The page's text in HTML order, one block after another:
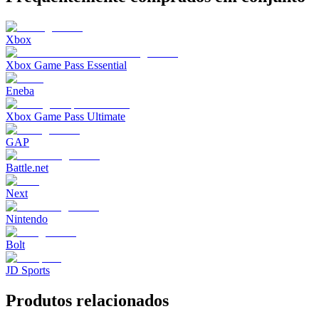
Xbox
Xbox Game Pass Essential
Eneba
Xbox Game Pass Ultimate
GAP
Battle.net
Next
Nintendo
Bolt
JD Sports
Produtos relacionados